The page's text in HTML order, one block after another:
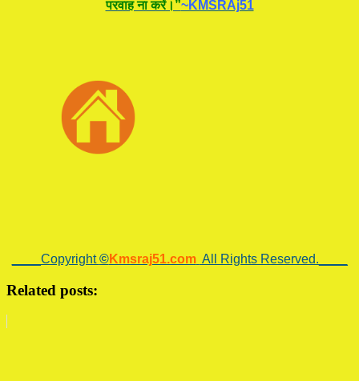
परवाह ना करें।”~KMSRAj51
____Copyright©Kmsraj51.com All Rights Reserved.____
Related posts: